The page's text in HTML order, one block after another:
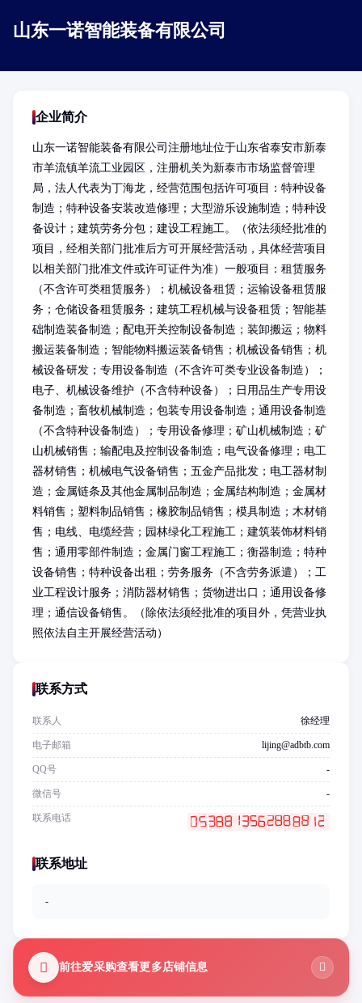
山东一诺智能装备有限公司
企业简介
山东一诺智能装备有限公司注册地址位于山东省泰安市新泰
市羊流镇羊流工业园区，注册机关为新泰市市场监督管理
局，法人代表为丁海龙，经营范围包括许可项目：特种设备
制造；特种设备安装改造修理；大型游乐设施制造；特种设
备设计；建筑劳务分包；建设工程施工。（依法须经批准的
项目，经相关部门批准后方可开展经营活动，具体经营项目
以相关部门批准文件或许可证件为准）一般项目：租赁服务
（不含许可类租赁服务）；机械设备租赁；运输设备租赁服
务；仓储设备租赁服务；建筑工程机械与设备租赁；智能基
础制造装备制造；配电开关控制设备制造；装卸搬运；物料
搬运装备制造；智能物料搬运装备销售；机械设备销售；机
械设备研发；专用设备制造（不含许可类专业设备制造）；
电子、机械设备维护（不含特种设备）；日用品生产专用设
备制造；畜牧机械制造；包装专用设备制造；通用设备制造
（不含特种设备制造）；专用设备修理；矿山机械制造；矿
山机械销售；输配电及控制设备制造；电气设备修理；电工
器材销售；机械电气设备销售；五金产品批发；电工器材制
造；金属链条及其他金属制品制造；金属结构制造；金属材
料销售；塑料制品销售；橡胶制品销售；模具制造；木材销
售；电线、电缆经营；园林绿化工程施工；建筑装饰材料销
售；通用零部件制造；金属门窗工程施工；衡器制造；特种
设备销售；特种设备出租；劳务服务（不含劳务派遣）；工
业工程设计服务；消防器材销售；货物进出口；通用设备修
理；通信设备销售。（除依法须经批准的项目外，凭营业执
照依法自主开展经营活动）
联系方式
联系人 徐经理
电子邮箱 lijing@adbtb.com
QQ号 -
微信号 -
联系电话
联系地址
-
前往爱采购查看更多店铺信息